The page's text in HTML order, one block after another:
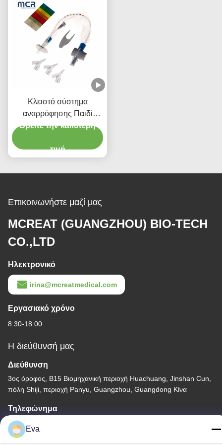
Κλειστό σύστημα
αναρρόφησης Παιδί
τύπου 72H CSC Ενιαία
Βρείτε την καλύτερη
τιμή
Επικοινωνήστε μαζί μας
MCREAT (GUANGZHOU) BIO-TECH
CO.,LTD
Ηλεκτρονικό
irina@mcreatmedical.com
Εργασιακό χρόνο
8:30-18:00
Η διεύθυνσή μας
Διεύθυνση
3ος όροφος, Β15 Βιομηχανική περιοχή Huachuang, Jinshan Cun,
πόλη Shiji, περιοχή Panyu, Guangzhou, Guangdong Κίνα
Τηλεφώνημα
86-020-3156-0583
Eva